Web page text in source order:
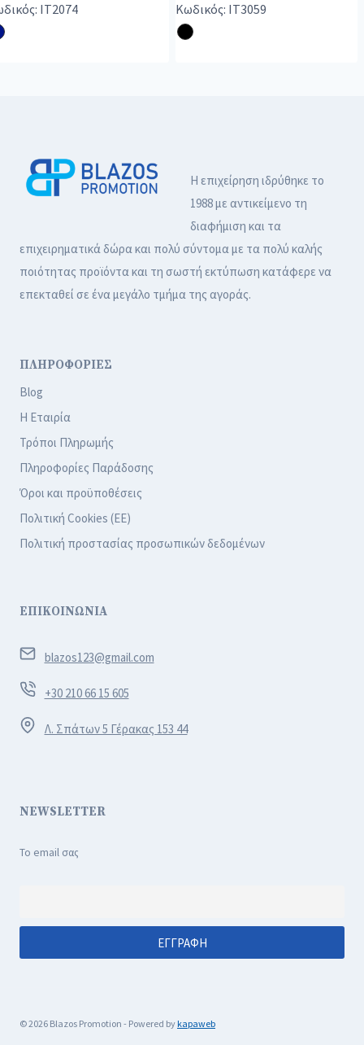
IT2074 Κωδικός: IT3059
Η επιχείρηση ιδρύθηκε το
1988 με αντικείμενο τη
διαφήμιση και τα
επιχειρηματικά δώρα και πολύ σύντομα με τα πολύ καλής
ποιότητας προϊόντα και τη σωστή εκτύπωση κατάφερε να
επεκταθεί σε ένα μεγάλο τμήμα της αγοράς.
ΠΛΗΡΟΦΟΡΙΕΣ
Blog
Η Εταιρία
Τρόποι Πληρωμής
Πληροφορίες Παράδοσης
Όροι και προϋποθέσεις
Πολιτική Cookies (ΕΕ)
Πολιτική προστασίας προσωπικών δεδομένων
ΕΠΙΚΟΙΝΩΝΙΑ
blazos123@gmail.com
+30 210 66 15 605
Λ. Σπάτων 5 Γέρακας 153 44
NEWSLETTER
Το email σας
© 2026 Blazos Promotion - Powered by kapaweb